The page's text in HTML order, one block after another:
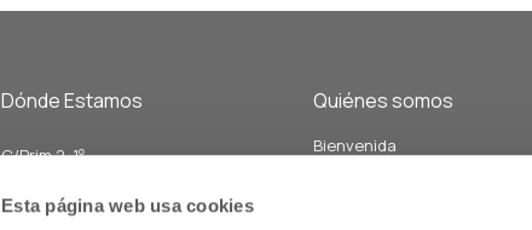
Esta página web usa cookies
Dónde Estamos
C/Prim 2, 1º
Quiénes somos
Bienvenida